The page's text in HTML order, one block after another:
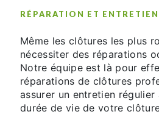
RÉPARATION ET
Même les clôtures les plus
nécessiter des réparations
Notre équipe est là pour
réparations de clôtures
assurer un entretien
durée de vie de votre